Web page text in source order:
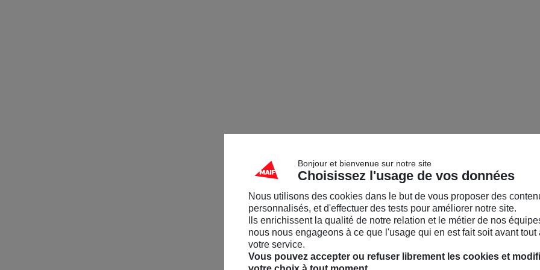
Bonjour et bienvenue sur notre site
Choisissez l'usage de vos données
Nous utilisons des cookies dans le but de vous proposer des
personnalisés, et d'effectuer des tests pour améliorer notre site.
Ils enrichissent la qualité de notre relation et le métier de nos
nous nous engageons à ce que l'usage qui en est fait soit avant tout
votre service.
Vous pouvez accepter ou refuser librement les cookies et